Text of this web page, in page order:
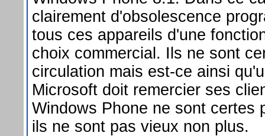
clairement d'obsolescence
tous ces appareils d'une
choix commercial. Ils ne sont
circulation mais est-ce ainsi
Microsoft doit remercier ses
Windows Phone ne sont certes
ils ne sont pas vieux non plus.